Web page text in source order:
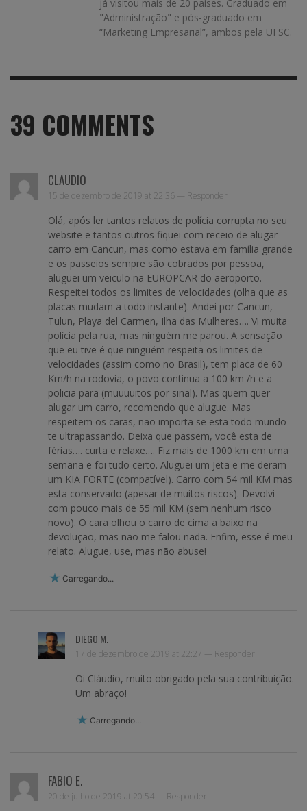
já visitou mais de 20 países. Graduado em
"Administração" e pós-graduado em
“Marketing Empresarial”, ambos pela UFSC.
39 COMMENTS
CLAUDIO
15 de dezembro de 2019 at 22:36 — Responder
Olá, após ler tantos relatos de polícia corrupta no seu
website e tantos outros fiquei com receio de alugar
carro em Cancun, mas como estava em família grande
e os passeios sempre são cobrados por pessoa,
aluguei um veiculo na EUROPCAR do aeroporto.
Respeitei todos os limites de velocidades (olha que as
placas mudam a todo instante). Andei por Cancun,
Tulun, Playa del Carmen, Ilha das Mulheres…. Vi muita
polícia pela rua, mas ninguém me parou. A sensação
que eu tive é que ninguém respeita os limites de
velocidades (assim como no Brasil), tem placa de 60
Km/h na rodovia, o povo continua a 100 km /h e a
policia para (muuuuitos por sinal). Mas quem quer
alugar um carro, recomendo que alugue. Mas
respeitem os caras, não importa se esta todo mundo
te ultrapassando. Deixa que passem, você esta de
férias…. curta e relaxe…. Fiz mais de 1000 km em uma
semana e foi tudo certo. Aluguei um Jeta e me deram
um KIA FORTE (compatível). Carro com 54 mil KM mas
esta conservado (apesar de muitos riscos). Devolvi
com pouco mais de 55 mil KM (sem nenhum risco
novo). O cara olhou o carro de cima a baixo na
devolução, mas não me falou nada. Enfim, esse é meu
relato. Alugue, use, mas não abuse!
Carregando...
DIEGO M.
17 de dezembro de 2019 at 22:27 — Responder
Oi Cláudio, muito obrigado pela sua contribuição.
Um abraço!
Carregando...
FABIO E.
20 de julho de 2019 at 20:54 — Responder